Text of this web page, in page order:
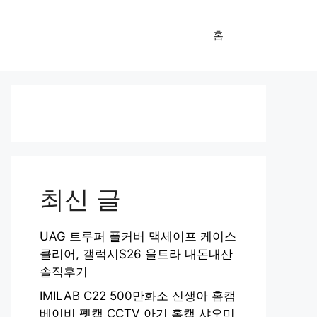
홈
최신 글
UAG 트루퍼 풀커버 맥세이프 케이스
클리어, 갤럭시S26 울트라 내돈내산
솔직후기
IMILAB C22 500만화소 신생아 홈캠
베이비 펫캠 CCTV 아기 홈캠 샤오미